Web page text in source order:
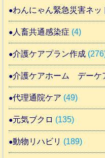
わんにゃん緊急災害ネッ
人畜共通感染症 (4)
介護ケアプラン作成
介護ケアホーム デーケ
代理通院ケア (49)
元気ブクロ (135)
動物リハビリ (189)